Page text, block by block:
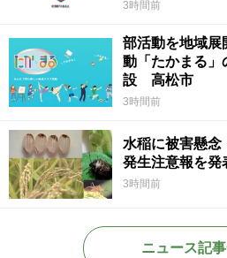
3時間前
部活動を地域
動「たかまる」
設 高松市
3時間前
水稲に被害懸念
発生注意報を
3時間前
ニュース記